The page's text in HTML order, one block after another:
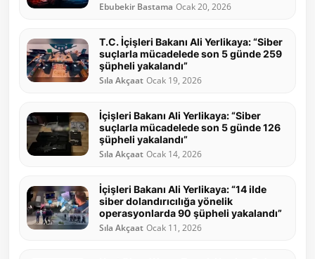
Ebubekir Bastama Ocak 20, 2026
T.C. İçişleri Bakanı Ali Yerlikaya: “Siber
suçlarla mücadelede son 5 günde 259
şüpheli yakalandı”
Sıla Akçaat Ocak 19, 2026
İçişleri Bakanı Ali Yerlikaya: “Siber
suçlarla mücadelede son 5 günde 126
şüpheli yakalandı”
Sıla Akçaat Ocak 14, 2026
İçişleri Bakanı Ali Yerlikaya: “14 ilde
siber dolandırıcılığa yönelik
operasyonlarda 90 şüpheli yakalandı”
Sıla Akçaat Ocak 11, 2026